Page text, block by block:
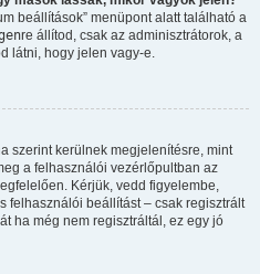
beállítások” menüpont alatt található a
re állítod, csak az adminisztrátorok, a
látni, hogy jelen vagy-e.
szerint kerülnek megjelenítésre, mint
a felhasználói vezérlőpultban az
Kérjük, vedd figyelembe,
felhasználói beállítást – csak regisztrált
ha még nem regisztráltál, ez egy jó